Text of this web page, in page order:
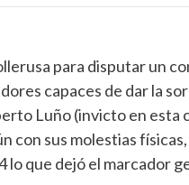
para disputar un
capaces de dar la
Luño (invicto en
con sus molestias
que dejó el marcador